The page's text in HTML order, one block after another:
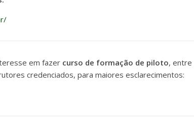
em fazer curso de formação de piloto, entre
credenciados, para maiores esclarecimentos: